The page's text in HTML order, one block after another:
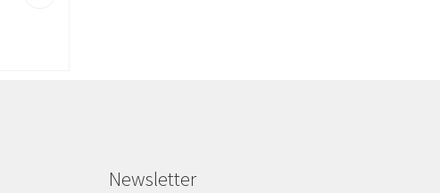
Newsletter